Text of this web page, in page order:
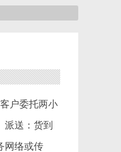
户委托两小
派送：货到
网络或传